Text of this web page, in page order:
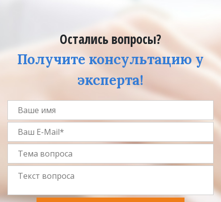
Остались вопросы?
Получите консультацию у
эксперта!